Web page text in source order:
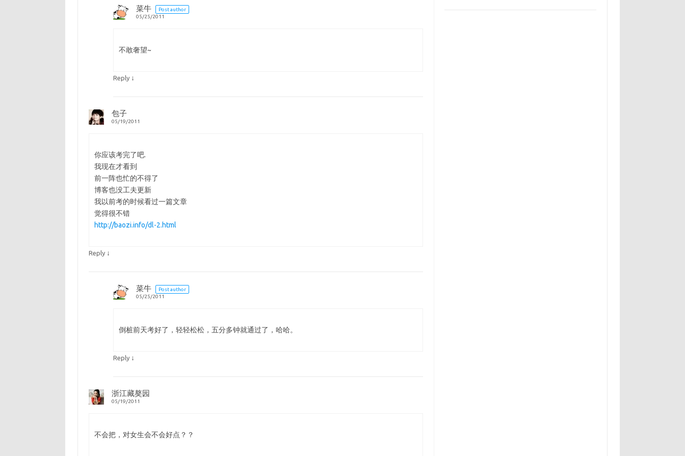
菜牛
Post author
05/25/2011
不敢奢望~
Reply ↓
包子
05/19/2011
你应该考完了吧.
我现在才看到
前一阵也忙的不得了
博客也没工夫更新
我以前考的时候看过一篇文章
觉得很不错
http://baozi.info/dl-2.html
Reply ↓
菜牛
Post author
05/25/2011
倒桩前天考好了，轻轻松松，五分多钟就通过了，哈哈。
Reply ↓
浙江藏獒园
05/19/2011
不会把，对女生会不会好点？？